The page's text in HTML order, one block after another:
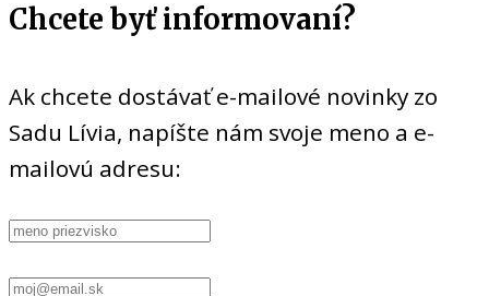
Chcete byť informovaní?
Ak chcete dostávať e-mailové novinky zo
Sadu Lívia, napíšte nám svoje meno a e-
mailovú adresu: